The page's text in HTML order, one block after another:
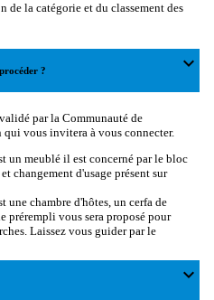
de la catégorie et du classement des
? expand_more
par la Communauté de
vous invitera à vous connecter.
un meublé il est concerné par le bloc
changement d'usage présent sur
une chambre d'hôtes, un cerfa de
prérempli vous sera proposé pour
Laissez vous guider par le
expand_more